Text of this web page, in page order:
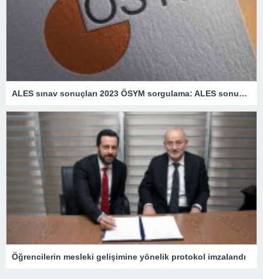
ALES sınav sonuçları 2023 ÖSYM sorgulama: ALES sonuçları ne zaman açıklanacak?
Öğrencilerin mesleki gelişimine yönelik protokol imzalandı